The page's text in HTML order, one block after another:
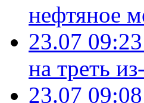
нефтяное
23.07 09:23
на треть
23.07 09:08